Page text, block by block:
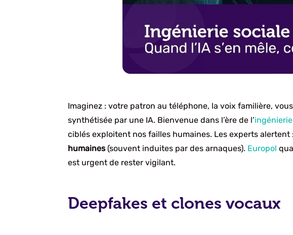
Imaginez : votre patron au téléphone, la voix familière,
synthétisée par une IA. Bienvenue dans l’ère de l’
ciblés exploitent nos failles humaines. Les experts alertent
humaines(souvent induites par des arnaques). Europol
est urgent de rester vigilant.
Deepfakes et clones vocaux